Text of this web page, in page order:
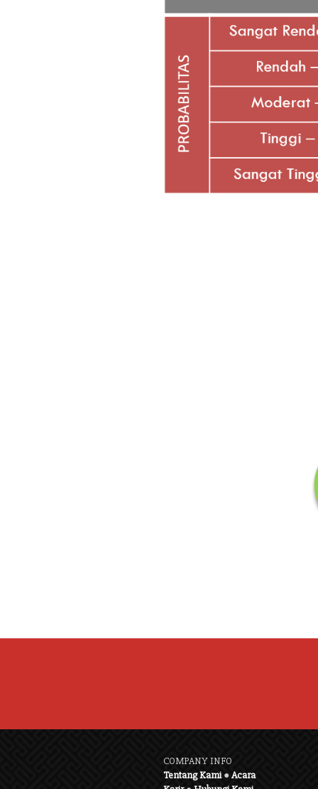
COMPANY INFO
Tentang Kami●Acara